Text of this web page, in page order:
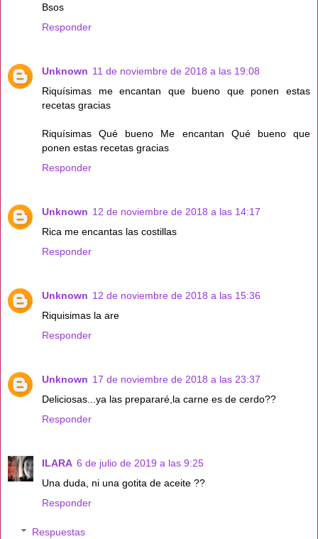
Bsos
Responder
Unknown 11 de noviembre de 2018 a las 19:08
Riquísimas me encantan que bueno que ponen estas
recetas gracias
Riquísimas Qué bueno Me encantan Qué bueno que
ponen estas recetas gracias
Responder
Unknown 12 de noviembre de 2018 a las 14:17
Rica me encantas las costillas
Responder
Unknown 12 de noviembre de 2018 a las 15:36
Riquisimas la are
Responder
Unknown 17 de noviembre de 2018 a las 23:37
Deliciosas...ya las prepararé,la carne es de cerdo??
Responder
ILARA 6 de julio de 2019 a las 9:25
Una duda, ni una gotita de aceite ??
Responder
Respuestas